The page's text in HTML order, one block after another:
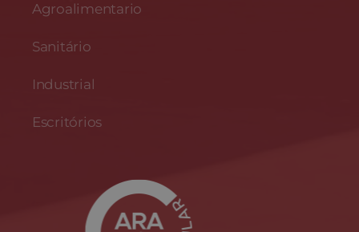
Agroalimentario
Sanitário
Industrial
Escritórios